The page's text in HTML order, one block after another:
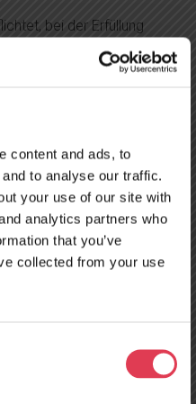
content and ads, to
to analyse our traffic.
your use of our site with
analytics partners who
that you’ve
collected from your use
bei der Erfüllung
ist dafür
die
Informationen
zu treffen, ist der
nach Erhalt
Auftragnehmers zu tun.
dem Auftragnehmer
Dokument, das das